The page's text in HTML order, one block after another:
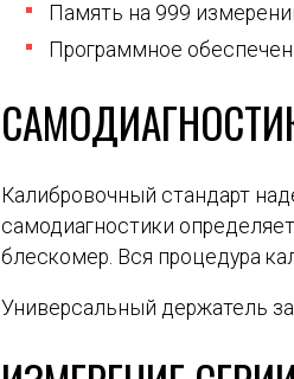
Память на 999
Программное
Калибровочный стандарт
самодиагностики
блескомер. Вся процедура
Универсальный держатель